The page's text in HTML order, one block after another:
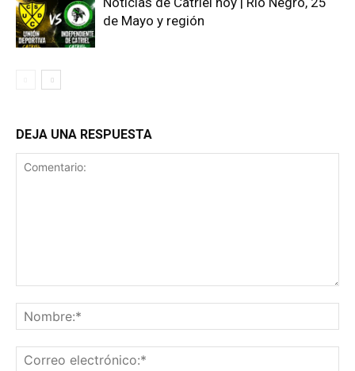
de Mayo y región
DEJA UNA RESPUESTA